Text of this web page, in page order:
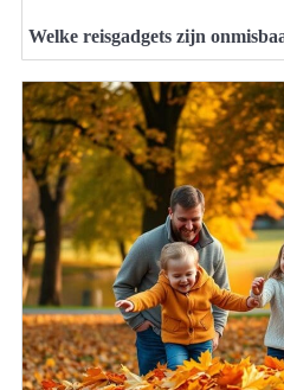
Welke reisgadgets zijn